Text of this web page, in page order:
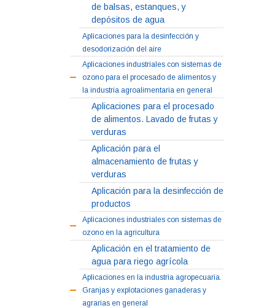
de balsas, estanques, y
depósitos de agua
Aplicaciones para la desinfección y
desodorización del aire
Aplicaciones industriales con sistemas de
ozono para el procesado de alimentos y
la industria agroalimentaria en general
Aplicaciones para el procesado
de alimentos. Lavado de frutas y
verduras
Aplicación para el
almacenamiento de frutas y
verduras
Aplicación para la desinfección de
productos
Aplicaciones industriales con sistemas de
ozono en la agricultura
Aplicación en el tratamiento de
agua para riego agrícola
Aplicaciones en la industria agropecuaria.
Granjas y explotaciones ganaderas y
agrarias en general